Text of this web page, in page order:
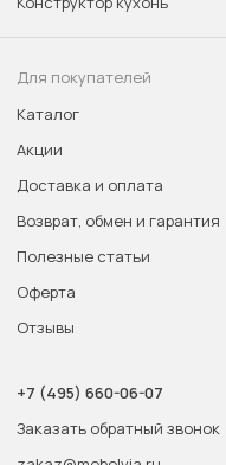
Для покупателей
Каталог
Акции
Доставка и оплата
Возврат, обмен и гарантия
Полезные статьи
Оферта
Отзывы
+7 (495) 660-06-07
Заказать обратный звонок